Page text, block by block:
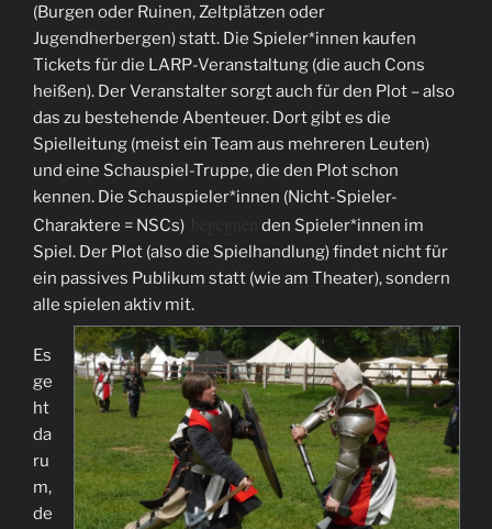
(Burgen oder Ruinen, Zeltplätzen oder
Jugendherbergen) statt. Die Spieler*innen kaufen
Tickets für die LARP-Veranstaltung (die auch Cons
heißen). Der Veranstalter sorgt auch für den Plot – also
das zu bestehende Abenteuer. Dort gibt es die
Spielleitung (meist ein Team aus mehreren Leuten)
und eine Schauspiel-Truppe, die den Plot schon
kennen. Die Schauspieler*innen (Nicht-Spieler-
Charaktere = NSCs)
den Spieler*innen im
Spiel. Der Plot (also die Spielhandlung) findet nicht für
ein passives Publikum statt (wie am Theater), sondern
alle spielen aktiv mit.
Es
ge
ht
da
ru
m,
de